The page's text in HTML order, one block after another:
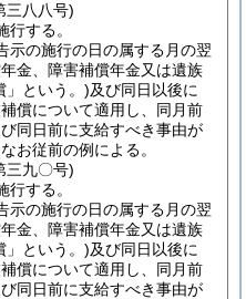
三八八号)
する。
示の施行の日の属する月の翌
金、障害補償年金又は遺族
」という。)及び同日以後に
償について適用し、同月前
同日前に支給すべき事由が
お従前の例による。
三九〇号)
する。
示の施行の日の属する月の翌
金、障害補償年金又は遺族
」という。)及び同日以後に
償について適用し、同月前
同日前に支給すべき事由が